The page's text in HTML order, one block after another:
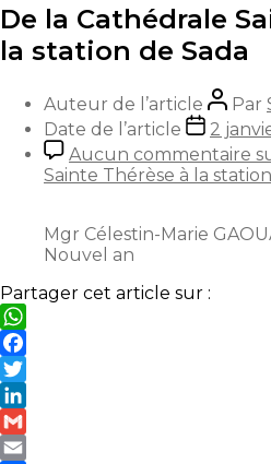
De la Cathédrale
la station de Sada
Auteur de l’article Par
Date de l’article
2
Aucun commentaire
Sainte Thérèse à la
Mgr Célestin-Marie
Nouvel an
Partager cet article sur :
WhatsApp
Facebook
Twitter
LinkedIn
Gmail